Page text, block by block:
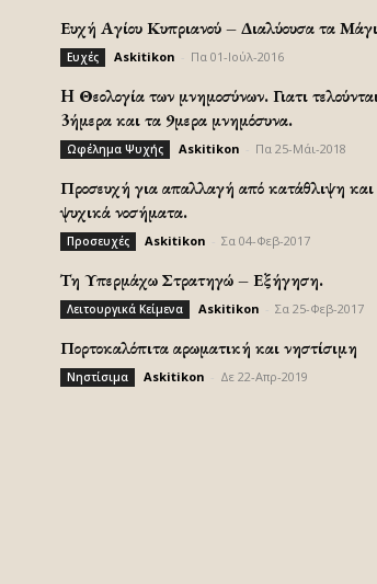
Ευχή Αγίου Κυπριανού – Διαλύουσα τα
Ευχές Askitikon Πα 01-Ιούλ-2016
H Θεολογία των μνημοσύνων. Γιατι
3ήμερα και τα 9μερα μνημόσυνα.
Ωφέλημα Ψυχής Askitikon Πα 25-Μάι-2018
Προσευχή για απαλλαγή από κατάθλιψη και
ψυχικά νοσήματα.
Προσευχές Askitikon Σα 04-Φεβ-2017
Τη Υπερμάχω Στρατηγώ – Εξήγηση.
Λειτουργικά Κείμενα Askitikon Σα 25-Φεβ-2017
Πορτοκαλόπιτα αρωματική και νηστίσιμη
Νηστίσιμα Askitikon Δε 22-Απρ-2019